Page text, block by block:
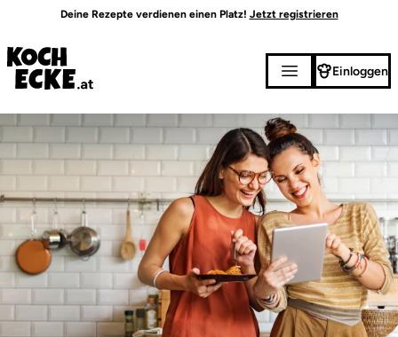
Inhalt
Deine Rezepte verdienen einen Platz! Jetzt registrieren
Einloggen